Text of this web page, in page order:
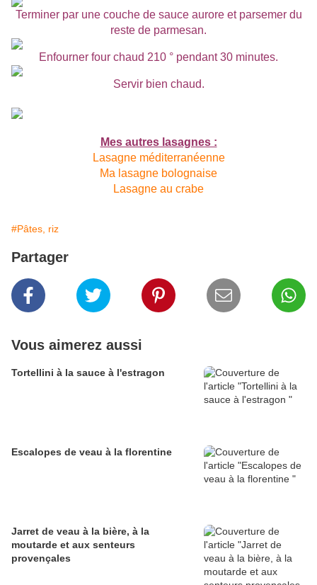
Terminer par une couche de sauce aurore et parsemer du
reste de parmesan.
Enfourner four chaud 210 ° pendant 30 minutes.
Servir bien chaud.
Mes autres lasagnes :
Lasagne méditerranéenne
Ma lasagne bolognaise
Lasagne au crabe
#Pâtes, riz
Partager
Vous aimerez aussi
Tortellini à la sauce à l'estragon
Escalopes de veau à la florentine
Jarret de veau à la bière, à la
moutarde et aux senteurs
provençales